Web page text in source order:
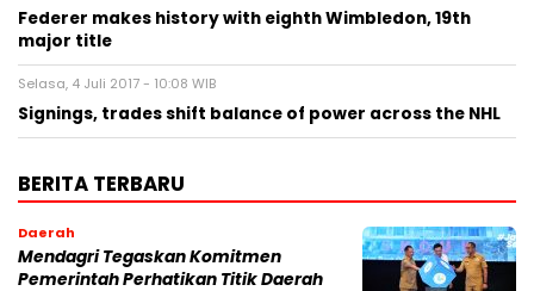
Federer makes history with eighth Wimbledon, 19th
major title
Selasa, 4 Juli 2017 - 10:08 WIB
Signings, trades shift balance of power across the NHL
BERITA TERBARU
Daerah
Mendagri Tegaskan Komitmen
Pemerintah Perhatikan Titik Daerah